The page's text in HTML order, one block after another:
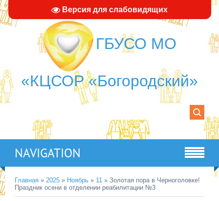
Версия для слабовидящих
ГБУСО МО
«КЦСОР «Богородский»
NAVIGATION
Главная » 2025 » Ноябрь » 11 » Золотая пора в Черноголовке!
Праздник осени в отделении реабилитации №3